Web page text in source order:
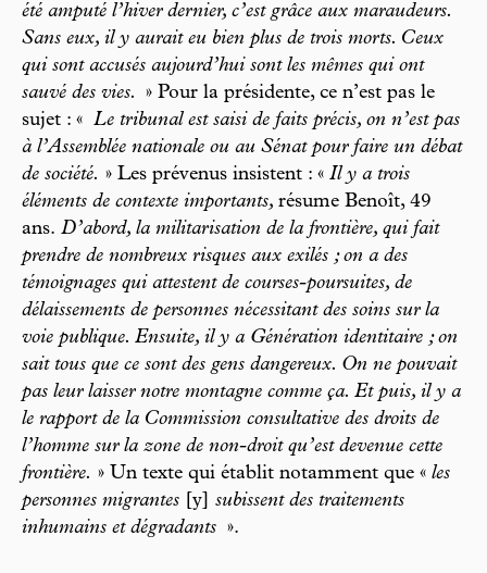
été amputé l’hiver dernier, c’est grâce aux maraudeurs.
Sans eux, il y aurait eu bien plus de trois morts. Ceux
qui sont accusés aujourd’hui sont les mêmes qui ont
sauvé des vies.
» Pour la présidente, ce n’est pas le
sujet : « Le tribunal est saisi de faits précis, on n’est pas
à l’Assemblée nationale ou au Sénat pour faire un débat
de société. » Les prévenus insistent : « Il y a trois
éléments de contexte importants, résume Benoît, 49
ans. D’abord, la militarisation de la frontière, qui fait
prendre de nombreux risques aux exilés ; on a des
témoignages qui attestent de courses-poursuites, de
délaissements de personnes nécessitant des soins sur la
voie publique. Ensuite, il y a Génération identitaire ; on
sait tous que ce sont des gens dangereux. On ne pouvait
pas leur laisser notre montagne comme ça. Et puis, il y a
le rapport de la Commission consultative des droits de
l’homme sur la zone de non-droit qu’est devenue cette
frontière. » Un texte qui établit notamment que « les
personnes migrantes [y]
subissent des traitements
inhumains et dégradants ».